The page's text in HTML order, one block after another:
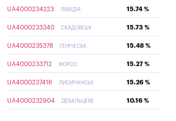
UA4000234223 ЛІВАДІЯ 15.74 %
UA4000233340 СКАДОВСЬК 15.73 %
UA4000235378 ГЕНІЧЕСЬК 15.48 %
UA4000233712 ФОРОС 15.27 %
UA4000237416 ЛИСИЧАНСЬК 15.26 %
UA4000232904 ДЕБАЛЬЦЕВЕ 10.16 %